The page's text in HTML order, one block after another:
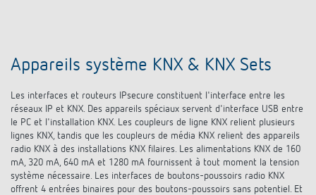
Appareils système KNX & KNX Sets
Les interfaces et routeurs IPsecure constituent l'interface entre les
réseaux IP et KNX. Des appareils spéciaux servent d'interface USB entre
le PC et l'installation KNX. Les coupleurs de ligne KNX relient plusieurs
lignes KNX, tandis que les coupleurs de média KNX relient des appareils
radio KNX à des installations KNX filaires. Les alimentations KNX de 160
mA, 320 mA, 640 mA et 1280 mA fournissent à tout moment la tension
système nécessaire. Les interfaces de boutons-poussoirs radio KNX
offrent 4 entrées binaires pour des boutons-poussoirs sans potentiel. Et